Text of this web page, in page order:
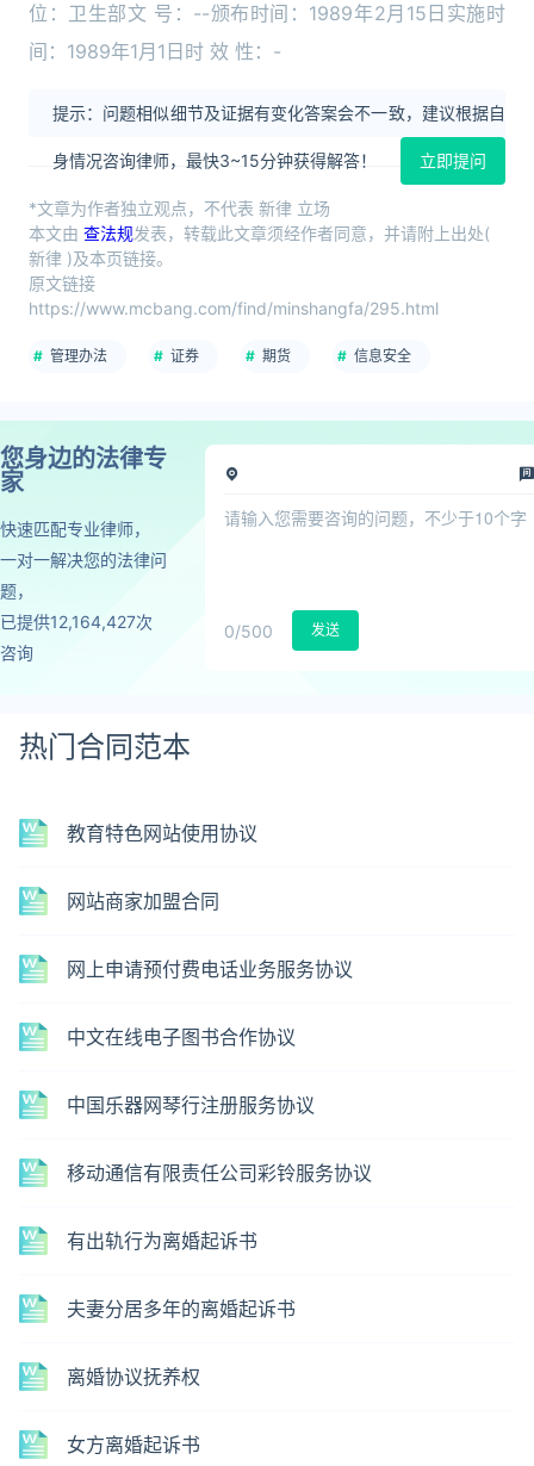
位：卫生部文 号：--颁布时间：1989年2月15日实施时
间：1989年1月1日时 效 性：-
提示：问题相似细节及证据有变化答案会不一致，建议根据自
身情况咨询律师，最快3~15分钟获得解答！ 立即提问
*文章为作者独立观点，不代表 新律 立场
本文由 查法规发表，转载此文章须经作者同意，并请附上出处(
新律 )及本页链接。
原文链接
https://www.mcbang.com/find/minshangfa/295.html
管理办法 证券 期货 信息安全
您身边的法律专
家
快速匹配专业律师，
一对一解决您的法律问
题，
已提供12,164,427次
咨询
0/500 发送
热门合同范本
教育特色网站使用协议
网站商家加盟合同
网上申请预付费电话业务服务协议
中文在线电子图书合作协议
中国乐器网琴行注册服务协议
移动通信有限责任公司彩铃服务协议
有出轨行为离婚起诉书
夫妻分居多年的离婚起诉书
离婚协议抚养权
女方离婚起诉书